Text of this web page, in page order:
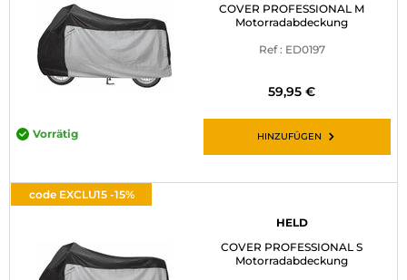
COVER PROFESSIONAL M
Motorradabdeckung
Ref : ED0197
59,95 €
Vorrätig HINZUFÜGEN
code EXCLU15 -15%
HELD
COVER PROFESSIONAL S
Motorradabdeckung